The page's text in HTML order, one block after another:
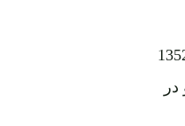
5 تا 9 سپتمبر 1973 موقعی برگزار شد که از کودتای 26 سرطان 1352
در